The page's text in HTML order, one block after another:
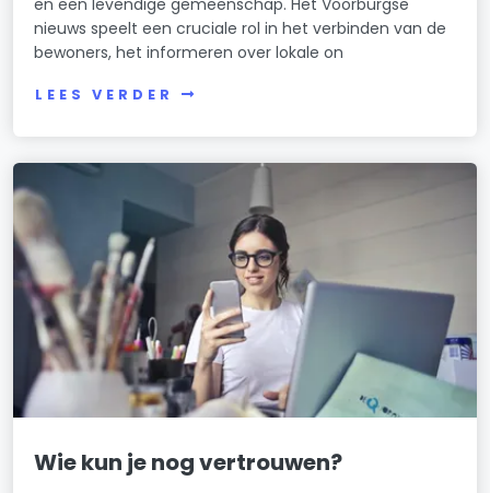
en een levendige gemeenschap. Het Voorburgse
nieuws speelt een cruciale rol in het verbinden van de
bewoners, het informeren over lokale on
LEES VERDER
Wie kun je nog vertrouwen?